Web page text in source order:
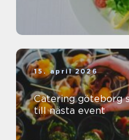
15. april 2026
Catering göteborg så väljer du rätt mat
till nästa event